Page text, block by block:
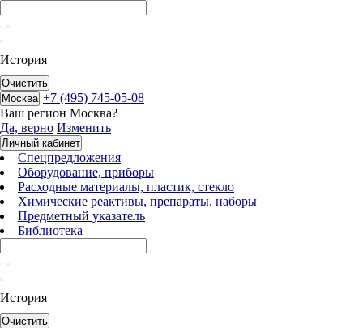
История
Очистить
Москва +7 (495) 745-05-08
Ваш регион Москва?
Да, верно Изменить
Личный кабинет
Спецпредложения
Оборудование, приборы
Расходные материалы, пластик, стекло
Химические реактивы, препараты, наборы
Предметный указатель
Библиотека
История
Очистить